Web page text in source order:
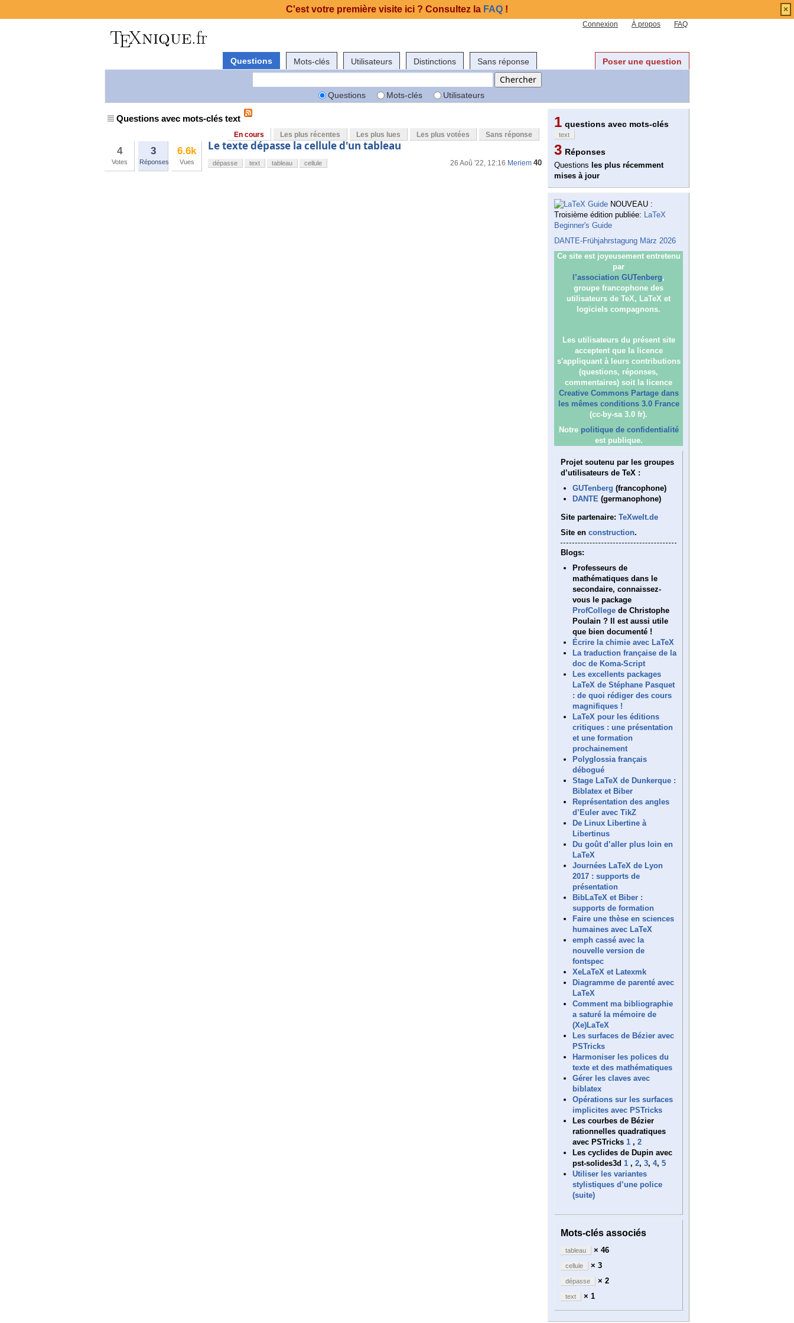
Connexion À propos FAQ
Questions Mots-clés Utilisateurs Distinctions Sans réponse Poser une question
Questions Mots-clés Utilisateurs
Questions avec mots-clés text
En cours Les plus récentes Les plus lues Les plus votées Sans réponse
4
Votes
3
Réponses
6.6k
Vues
Le texte dépasse la cellule d'un tableau
26 Aoû '22, 12:16 Meriem 40
dépasse text tableau cellule
1 questions avec mots-clés
text
3 Réponses
Questions les plus récemment
mises à jour
NOUVEAU :
Troisième édition publiée: LaTeX
Beginner's Guide
DANTE-Frühjahrstagung März 2026
Ce site est joyeusement entretenu
par
l’association GUTenberg,
groupe francophone des
utilisateurs de TeX, LaTeX et
logiciels compagnons.
Les utilisateurs du présent site
acceptent que la licence
s'appliquant à leurs contributions
(questions, réponses,
commentaires) soit la licence
Creative Commons Partage dans
les mêmes conditions 3.0 France
(cc-by-sa 3.0 fr).
Notre politique de confidentialité
est publique.
Projet soutenu par les groupes
d’utilisateurs de TeX :
GUTenberg (francophone)
DANTE (germanophone)
Site partenaire: TeXwelt.de
Site en construction.
Blogs:
Professeurs de
mathématiques dans le
secondaire, connaissez-
vous le package
ProfCollege de Christophe
Poulain ? Il est aussi utile
que bien documenté !
Écrire la chimie avec LaTeX
La traduction française de la
doc de Koma-Script
Les excellents packages
LaTeX de Stéphane Pasquet
: de quoi rédiger des cours
magnifiques !
LaTeX pour les éditions
critiques : une présentation
et une formation
prochainement
Polyglossia français
débogué
Stage LaTeX de Dunkerque :
Biblatex et Biber
Représentation des angles
d’Euler avec TikZ
De Linux Libertine à
Libertinus
Du goût d’aller plus loin en
LaTeX
Journées LaTeX de Lyon
2017 : supports de
présentation
BibLaTeX et Biber :
supports de formation
Faire une thèse en sciences
humaines avec LaTeX
emph cassé avec la
nouvelle version de
fontspec
XeLaTeX et Latexmk
Diagramme de parenté avec
LaTeX
Comment ma bibliographie
a saturé la mémoire de
(Xe)LaTeX
Les surfaces de Bézier avec
PSTricks
Harmoniser les polices du
texte et des mathématiques
Gérer les claves avec
biblatex
Opérations sur les surfaces
implicites avec PSTricks
Les courbes de Bézier
rationnelles quadratiques
avec PSTricks 1 , 2
Les cyclides de Dupin avec
pst-solides3d 1 , 2, 3, 4, 5
Utiliser les variantes
stylistiques d’une police
(suite)
Mots-clés associés
tableau × 46
cellule × 3
dépasse × 2
text × 1
C'est votre première visite ici ? Consultez la FAQ ! ×